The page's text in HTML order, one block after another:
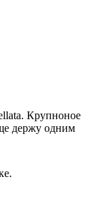
Крупноное
держу одним